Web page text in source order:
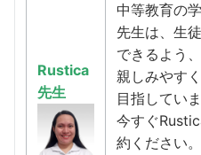
Rustica
先生
中等教育の
先生は、生
できるよう、
親しみやす
目指していま
今すぐ
約ください。